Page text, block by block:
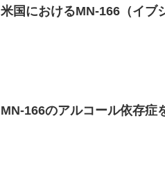
米国におけるMN-166（イブ
MN-166のアルコール依存症